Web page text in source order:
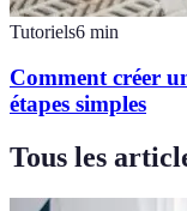
Tutoriels6 min
Comment créer
étapes simples
Tous les